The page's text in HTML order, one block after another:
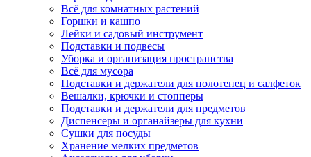
Всё для комнатных растений
Горшки и кашпо
Лейки и садовый инструмент
Подставки и подвесы
Уборка и организация пространства
Всё для мусора
Подставки и держатели для полотенец и салфеток
Вешалки, крючки и стопперы
Подставки и держатели для предметов
Диспенсеры и органайзеры для кухни
Сушки для посуды
Хранение мелких предметов